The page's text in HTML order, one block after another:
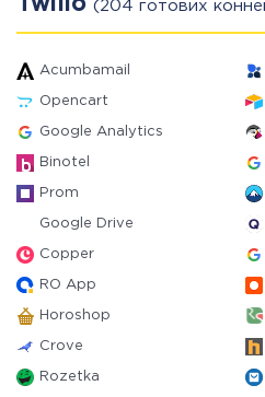
Twilio (204 готових
Acumbamail
Opencart
Google Analytics
Binotel
Prom
Google Drive
Copper
RO App
Horoshop
Crove
Rozetka